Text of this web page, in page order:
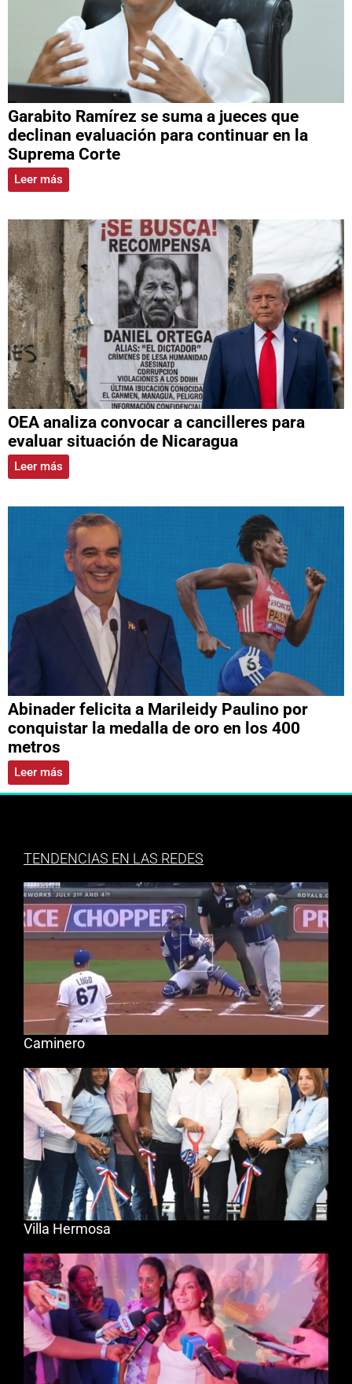
Garabito Ramírez se suma a jueces que
declinan evaluación para continuar en la
Suprema Corte
Leer más
OEA analiza convocar a cancilleres para
evaluar situación de Nicaragua
Leer más
Abinader felicita a Marileidy Paulino por
conquistar la medalla de oro en los 400
metros
Leer más
TENDENCIAS EN LAS REDES
Caminero
Villa Hermosa